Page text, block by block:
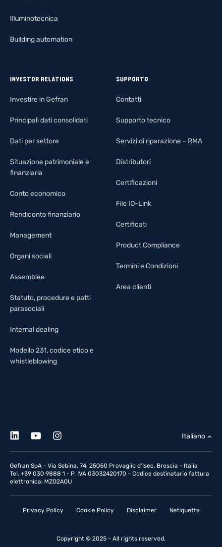
Illuminotecnica
Building automation
INVESTOR RELATIONS
Investire in Gefran
Principali dati consolidati
Dati per settore
Situazione patrimoniale e
finanziaria
Conto economico
Rendiconto finanziario
Management
Organi sociali
Assemblee
Statuto, procedure e patti
parasociali
Internal dealing
Modello 231, codice etico e
whistleblowing
SUPPORTO
Contatti
Supporto tecnico
Servizi di riparazione – RMA
Distributori
Certificazioni
File IO-Link
Certificati
Product Compliance
Termini e Condizioni
Area clienti
Gefran SpA - Via Sebina, 74, 25050 Provaglio d'Iseo, Brescia - Italia
Tel. +39 030 9888 1 - P. IVA 03032420170 - Codice destinatario fattura
elettronica: MZO2A0U
Italiano
Privacy Policy Cookie Policy Disclaimer Netiquette
Copyright © 2025 - All rights reserved.